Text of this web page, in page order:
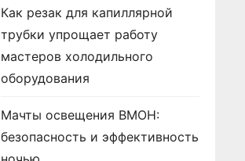
Как резак для капиллярной
трубки упрощает работу
мастеров холодильного
оборудования
Мачты освещения ВМОН:
безопасность и эффективность